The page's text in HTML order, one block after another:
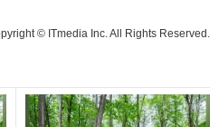
© ITmedia Inc. All Rights Reserved.